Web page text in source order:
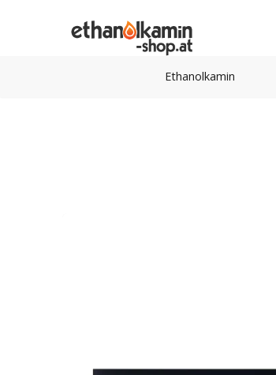
Ethanolkamin